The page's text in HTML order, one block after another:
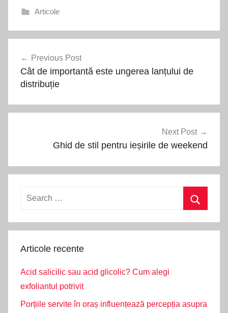
Articole
articole
Previous Post
Cât de importantă este ungerea lanțului de
distribuție
Next Post
Ghid de stil pentru ieșirile de weekend
Search
Articole recente
Acid salicilic sau acid glicolic? Cum alegi
exfoliantul potrivit
Porțiile servite în oraș influențează percepția asupra